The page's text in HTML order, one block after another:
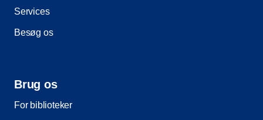
Services
Besøg os
Brug os
For biblioteker